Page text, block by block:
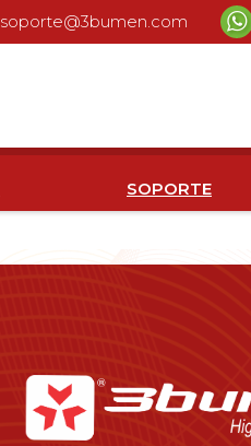
soporte@3bumen.com
SOPORTE